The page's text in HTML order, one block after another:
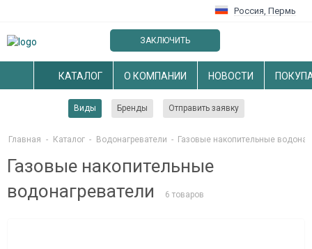
Россия, Пермь
ЗАКЛЮЧИТЬ
ОПТОВЫЙ ДОГОВОР
КАТАЛОГ О КОМПАНИИ НОВОСТИ
Виды Бренды Отправить заявку
Главная - Каталог - Водонагреватели - Газовые накопительные
Газовые накопительные
водонагреватели
6 товаров